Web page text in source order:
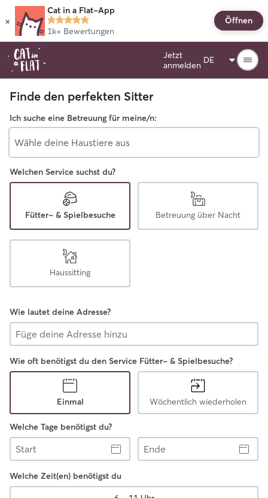
×
Cat in a Flat-App
1k+ Bewertungen
Öffnen
Jetzt
anmelden
Finde den perfekten Sitter
Ich suche eine Betreuung für meine/n:
Wähle deine Haustiere aus
Welchen Service suchst du?
Fütter- & Spielbesuche Betreuung über Nacht
Haussitting
Wie lautet deine Adresse?
Wie oft benötigst du den Service Fütter- & Spielbesuche?
Einmal Wöchentlich wiederholen
Welche Tage benötigst du?
Start
Ende
Welche Zeit(en) benötigst du